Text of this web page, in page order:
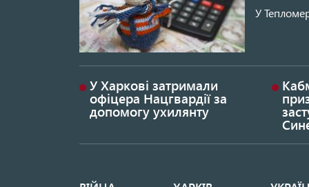
У
У Харкові затримали
офіцера Нацгвардії за
допомогу ухилянту